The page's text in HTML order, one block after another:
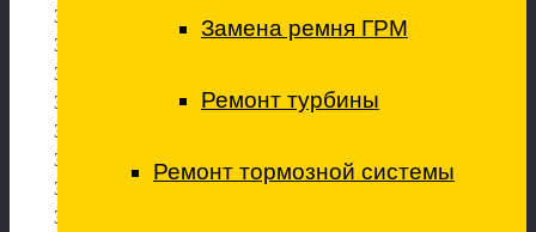
Замена ремня ГРМ
Ремонт турбины
Ремонт тормозной системы
Замена передних стоек стабилизатора
Замена задних стоек стабилизатора
Замена стабилизатора в сборе
Замена втулок стабилизатора
Замена передней ступицы/подшипни
Замена задней ступицы/подшипни
ка ступицы
Замена передних рычагов подвески
Замена задних рычагов подвески